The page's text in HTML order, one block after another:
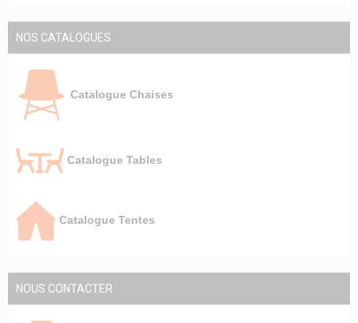
NOS CATALOGUES
Catalogue Chaises
Catalogue Tables
Catalogue Tentes
NOUS CONTACTER